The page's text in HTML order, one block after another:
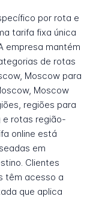
por rota e
tarifa fixa única
empresa mantém
de rotas
Moscow para
Moscow
regiões para
e rotas região-
online está
em
Clientes
têm acesso a
que aplica